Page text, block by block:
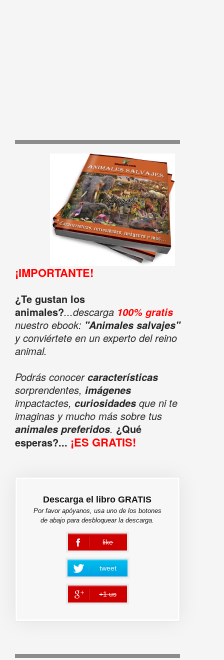
¡IMPORTANTE!
¿Te gustan los
animales?...descarga 100% gratis
nuestro ebook: "Animales salvajes"
y conviértete en un experto del reino
animal.
Podrás conocercaracterísticas
sorprendentes, imágenes
impactactes, curiosidadesque ni te
imaginas y mucho más sobre tus
animales preferidos. ¿Qué
esperas?... ¡ES GRATIS!
Descarga el libro GRATIS
Por favor apóyanos, usa uno de los botones
de abajo para desbloquear la descarga.
like
error
tweet
+1 us
error